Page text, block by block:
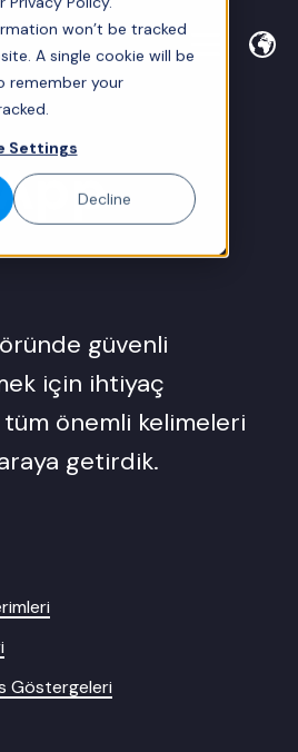
won’t be tracked
A single cookie will be
remember your
Settings
Decline
güvenli
için ihtiyaç
önemli kelimeleri
getirdik.
Göstergeleri